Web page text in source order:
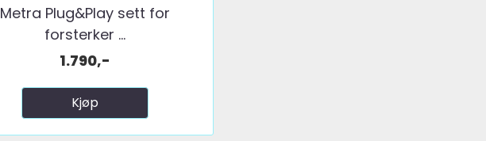
Metra Plug&Play sett for
forsterker ...
1.790,-
Kjøp